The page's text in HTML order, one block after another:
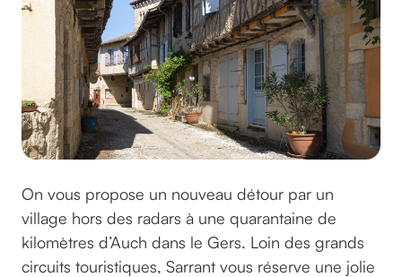
On vous propose un nouveau détour par un
village hors des radars à une quarantaine de
kilomètres d’Auch dans le Gers. Loin des grands
circuits touristiques, Sarrant vous réserve une jolie